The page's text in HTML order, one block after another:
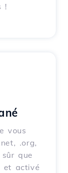
!
vous
.org,
que
et activé